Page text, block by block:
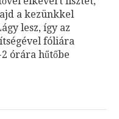
a kezünkkel
lesz, így az
fóliára
órára hűtőbe